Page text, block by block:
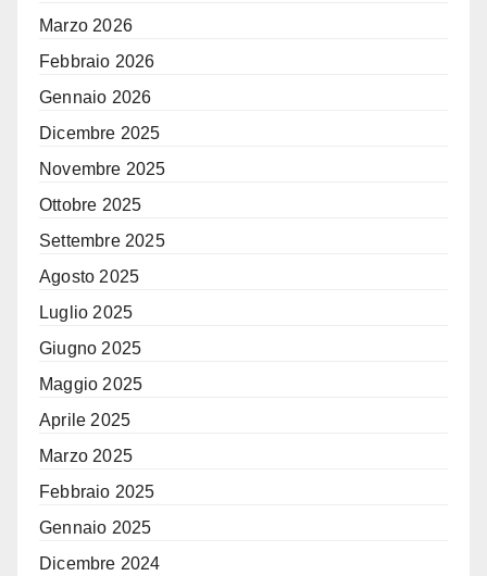
Marzo 2026
Febbraio 2026
Gennaio 2026
Dicembre 2025
Novembre 2025
Ottobre 2025
Settembre 2025
Agosto 2025
Luglio 2025
Giugno 2025
Maggio 2025
Aprile 2025
Marzo 2025
Febbraio 2025
Gennaio 2025
Dicembre 2024